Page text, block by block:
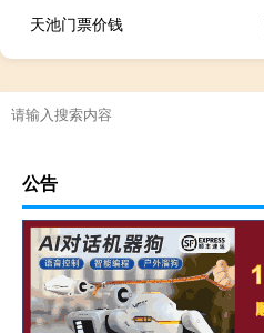
天池门票价钱
公告